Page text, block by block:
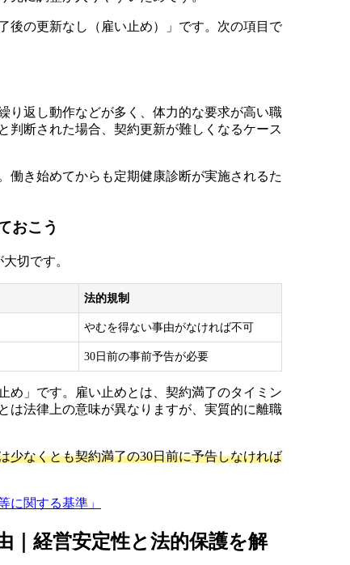
後の更新なし（雇い止め）」です。次の項目で
り返し動作などが多く、体力的な要求が高い職
判断された場合、契約更新が難しくなるケース
働き始めてからも定期健康診断が実施されるた
おこう
切です。
法的規制
やむを得ない事由がなければ不可
30日前の事前予告が必要
め」です。雇い止めとは、契約満了のタイミン
は法律上の意味が異なりますが、実質的に離職
少なくとも契約満了の30日前に予告しなければ
に関する基準」
｜経営安定性と法的保護を解